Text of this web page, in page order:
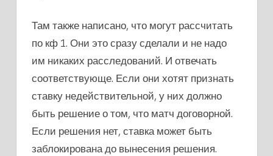
Там также написано, что могут рассчитать
по кф 1. Они это сразу сделали и не надо
им никаких расследований. И отвечать
соответствующе. Если они хотят признать
ставку недействительной, у них должно
быть решение о том, что матч договорной.
Если решения нет, ставка может быть
заблокирована до вынесения решения.